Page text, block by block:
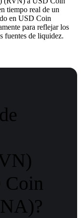
tiempo real de un
en USD Coin
para reflejar los
fuentes de liquidez.
Coin